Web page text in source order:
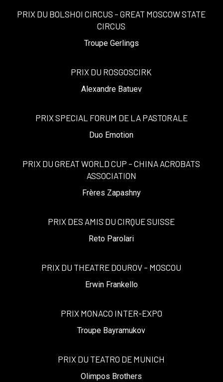
PRIX DU BOLSHOI CIRCUS – GREAT MOSCOW STATE
CIRCUS
Troupe Gerlings
PRIX DU ROSGOSCIRK
Alexandre Batuev
PRIX SPECIAL FORUM DE LA PASTORALE
Duo Emotion
PRIX DU GREAT WORLD CUP – CHINA ACROBATS
ASSOCIATION
Frères Zapashny
PRIX DES AMIS DU CIRQUE SUISSE
Reto Parolari
PRIX DU THEATRE DOUROV – MOSCOU
Erwin Frankello
PRIX MONACO INTER-EXPO
Troupe Bayramukov
PRIX DU TEATRO DE MUNICH
Olimpos Brothers